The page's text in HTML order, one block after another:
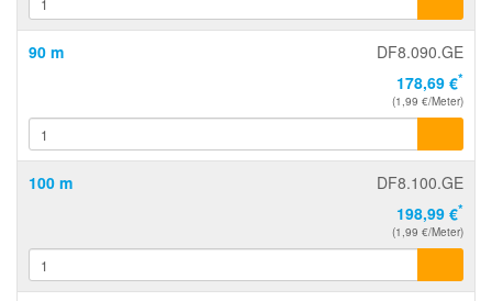
90 m
DF8.090.GE
178,69 €*
(1,99 €/Meter)
100 m
DF8.100.GE
198,99 €*
(1,99 €/Meter)